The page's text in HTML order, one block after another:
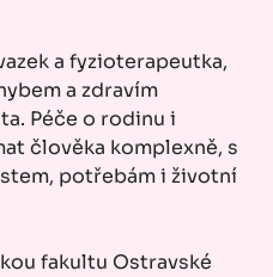
a fyzioterapeutka,
a zdravím
Péče o rodinu i
člověka komplexně, s
potřebám i životní
fakultu Ostravské